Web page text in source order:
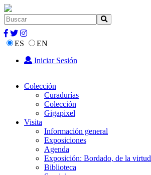
ES
EN
Iniciar Sesión
Colección
Curadurías
Colección
Gigapixel
Visita
Información general
Exposiciones
Agenda
Exposición: Bordado, de la virtud
Biblioteca